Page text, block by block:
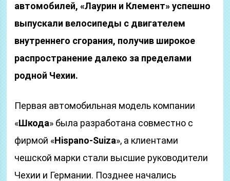
автомобилей, «Лаурин и Клемент» успешно
выпускали велосипеды с двигателем
внутреннего сгорания, получив широкое
распространение далеко за пределами
родной Чехии.
Первая автомобильная модель компании
«Шкода» была разработана совместно с
фирмой «Hispano-Suiza», а клиентами
чешской марки стали высшие руководители
Чехии и Германии. Позднее начались